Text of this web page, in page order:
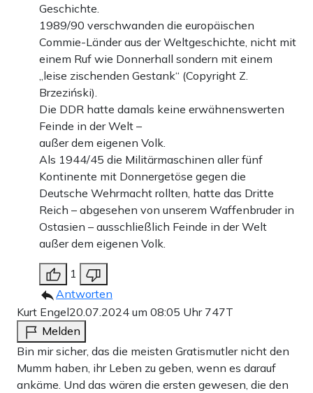
Geschichte.
1989/90 verschwanden die europäischen
Commie-Länder aus der Weltgeschichte, nicht mit
einem Ruf wie Donnerhall sondern mit einem
„leise zischenden Gestank“ (Copyright Z.
Brzeziński).
Die DDR hatte damals keine erwähnenswerten
Feinde in der Welt –
außer dem eigenen Volk.
Als 1944/45 die Militärmaschinen aller fünf
Kontinente mit Donnergetöse gegen die
Deutsche Wehrmacht rollten, hatte das Dritte
Reich – abgesehen von unserem Waffenbruder in
Ostasien – ausschließlich Feinde in der Welt
außer dem eigenen Volk.
1
Antworten
Kurt Engel20.07.2024 um 08:05 Uhr 747T
Melden
Bin mir sicher, das die meisten Gratismutler nicht den
Mumm haben, ihr Leben zu geben, wenn es darauf
ankäme. Und das wären die ersten gewesen, die den